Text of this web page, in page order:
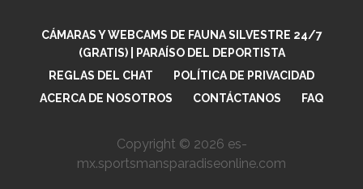
CÁMARAS Y WEBCAMS DE FAUNA SILVESTRE 24/7
(GRATIS) | PARAÍSO DEL DEPORTISTA
REGLAS DEL CHAT
POLÍTICA DE PRIVACIDAD
ACERCA DE NOSOTROS
CONTÁCTANOS FAQ
Copyright © 2026 es-
mx.sportsmansparadiseonline.com